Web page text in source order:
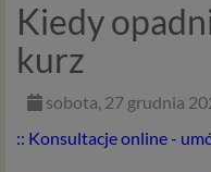
Kiedy
kurz
sobota, 27 grudnia
:: Konsultacje online -